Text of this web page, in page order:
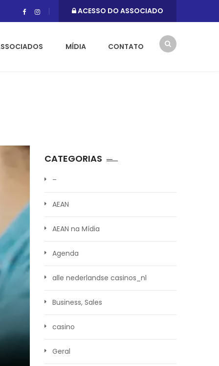
ACESSO DO ASSOCIADO
MÍDIA CONTATO
CATEGORIAS
–
AEAN
AEAN na Mídia
Agenda
alle nederlandse casinos_nl
Business, Sales
casino
Geral